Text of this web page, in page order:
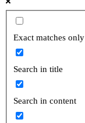
search
Exact matches only
Search in title
Search in content